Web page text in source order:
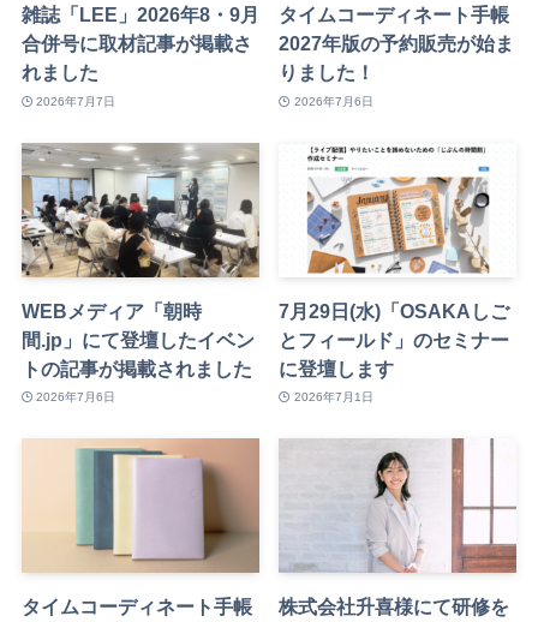
雑誌「LEE」2026年8・9月
合併号に取材記事が掲載さ
れました
2026年7月7日
タイムコーディネート手帳
2027年版の予約販売が始ま
りました！
2026年7月6日
WEBメディア「朝時
間.jp」にて登壇したイベン
トの記事が掲載されました
2026年7月6日
7月29日(水)「OSAKAしご
とフィールド」のセミナー
に登壇します
2026年7月1日
タイムコーディネート手帳 株式会社升喜様にて研修を